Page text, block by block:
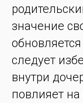
значение
следует
внутри
повлияет на